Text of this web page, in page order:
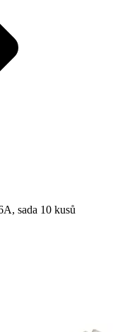
sada 10 kusů